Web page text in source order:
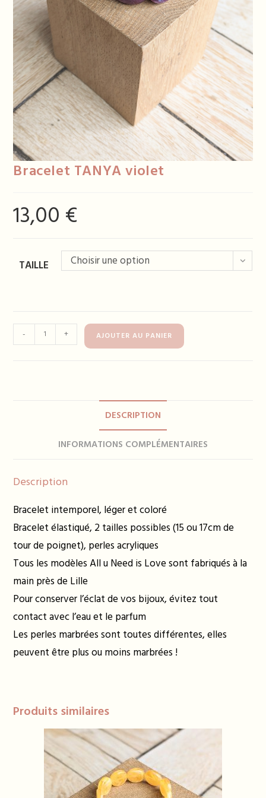
Bracelet TANYA violet
13,00 €
TAILLE Choisir une option
de
- + AJOUTER AU PANIER
DESCRIPTION
INFORMATIONS COMPLÉMENTAIRES
Description
Bracelet intemporel, léger et coloré
Bracelet élastiqué, 2 tailles possibles (15 ou 17cm de
tour de poignet), perles acryliques
Tous les modèles All u Need is Love sont fabriqués à la
main près de Lille
Pour conserver l’éclat de vos bijoux, évitez tout
contact avec l’eau et le parfum
Les perles marbrées sont toutes différentes, elles
peuvent être plus ou moins marbrées !
Produits similaires